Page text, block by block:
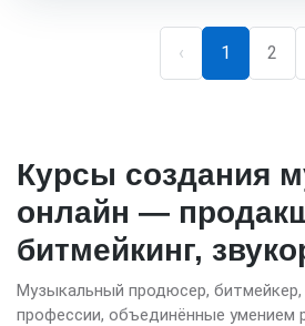
‹ 1 2
Курсы создания
онлайн —
битмейкинг,
Музыкальный продюсер,
профессии, объединённые умением